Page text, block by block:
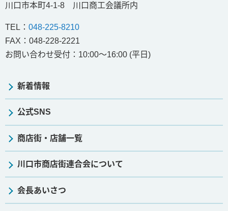
川口市本町4-1-8 川口商工会議所内
TEL： 048-225-8210
FAX：048-228-2221
お問い合わせ受付： 10:00～16:00 (平日)
新着情報
公式SNS
商店街・店舗一覧
川口市商店街連合会について
会長あいさつ